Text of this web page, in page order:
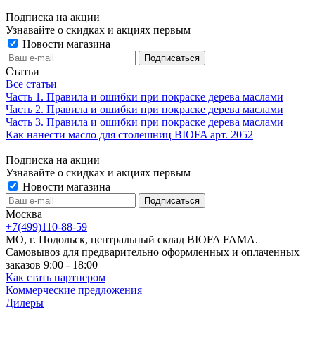
Подписка на акции
Узнавайте о скидках и акциях первым
Новости магазина
Статьи
Все статьи
Часть 1. Правила и ошибки при покраске дерева маслами
Часть 2. Правила и ошибки при покраске дерева маслами
Часть 3. Правила и ошибки при покраске дерева маслами
Как нанести масло для столешниц BIOFA арт. 2052
Подписка на акции
Узнавайте о скидках и акциях первым
Новости магазина
Москва
+7(499)110-88-59
МО, г. Подольск, центральный склад BIOFA FAMA.
Самовывоз для предварительно оформленных и оплаченных
заказов 9:00 - 18:00
Как стать партнером
Коммерческие предложения
Дилеры